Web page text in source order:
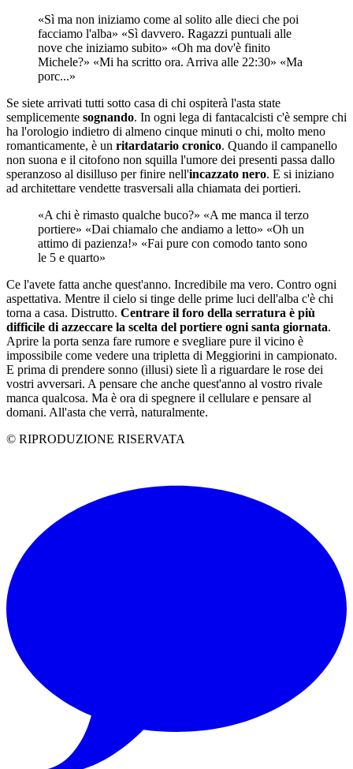
«Sì ma non iniziamo come al solito alle dieci che poi
facciamo l'alba» «Sì davvero. Ragazzi puntuali alle
nove che iniziamo subito» «Oh ma dov'è finito
Michele?» «Mi ha scritto ora. Arriva alle 22:30» «Ma
porc...»
Se siete arrivati tutti sotto casa di chi ospiterà l'asta state
semplicemente sognando. In ogni lega di fantacalcisti c'è sempre chi
ha l'orologio indietro di almeno cinque minuti o chi, molto meno
romanticamente, è un ritardatario cronico. Quando il campanello
non suona e il citofono non squilla l'umore dei presenti passa dallo
speranzoso al disilluso per finire nell'incazzato nero. E si iniziano
ad architettare vendette trasversali alla chiamata dei portieri.
«A chi è rimasto qualche buco?» «A me manca il terzo
portiere» «Dai chiamalo che andiamo a letto» «Oh un
attimo di pazienza!» «Fai pure con comodo tanto sono
le 5 e quarto»
Ce l'avete fatta anche quest'anno. Incredibile ma vero. Contro ogni
aspettativa. Mentre il cielo si tinge delle prime luci dell'alba c'è chi
torna a casa. Distrutto. Centrare il foro della serratura è più
difficile di azzeccare la scelta del portiere ogni santa giornata.
Aprire la porta senza fare rumore e svegliare pure il vicino è
impossibile come vedere una tripletta di Meggiorini in campionato.
E prima di prendere sonno (illusi) siete lì a riguardare le rose dei
vostri avversari. A pensare che anche quest'anno al vostro rivale
manca qualcosa. Ma è ora di spegnere il cellulare e pensare al
domani. All'asta che verrà, naturalmente.
© RIPRODUZIONE RISERVATA